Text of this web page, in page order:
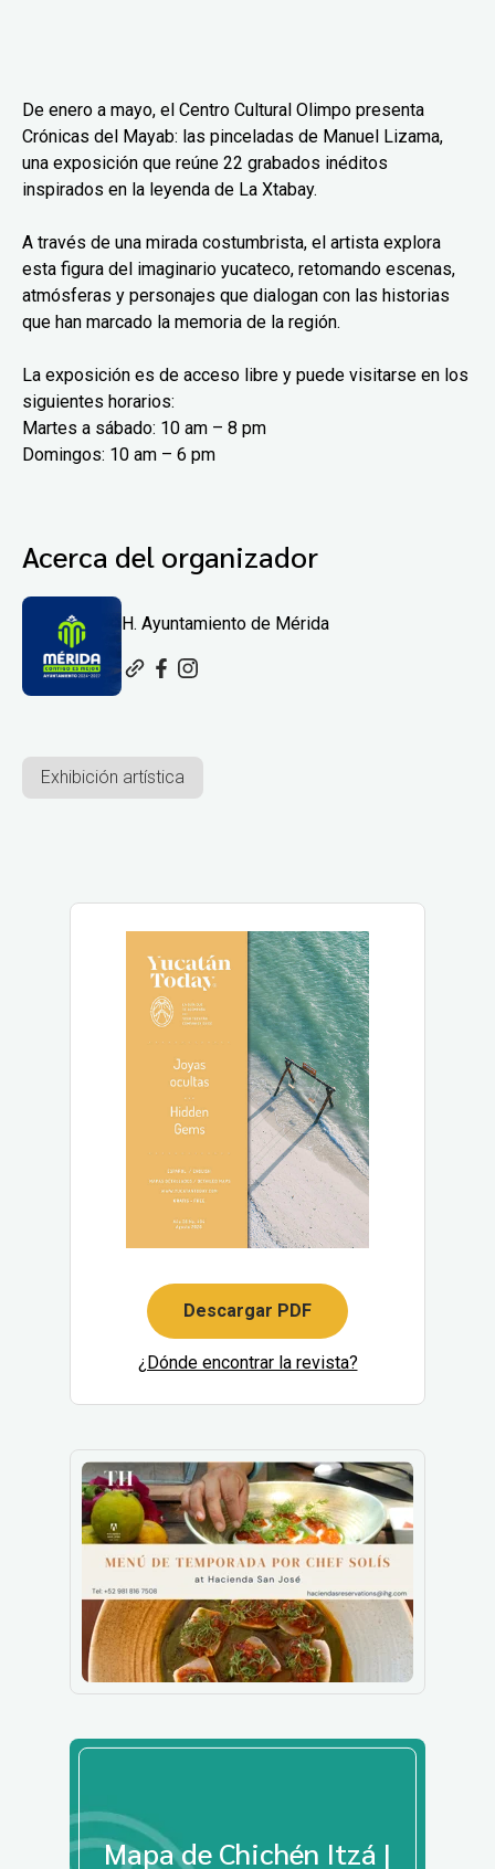
De enero a mayo, el Centro Cultural Olimpo presenta
Crónicas del Mayab: las pinceladas de Manuel Lizama,
una exposición que reúne 22 grabados inéditos
inspirados en la leyenda de La Xtabay.
A través de una mirada costumbrista, el artista explora
esta figura del imaginario yucateco, retomando escenas,
atmósferas y personajes que dialogan con las historias
que han marcado la memoria de la región.
La exposición es de acceso libre y puede visitarse en los
siguientes horarios:
Martes a sábado: 10 am – 8 pm
Domingos: 10 am – 6 pm
Acerca del organizador
H. Ayuntamiento de Mérida
Exhibición artística
Descargar PDF
¿Dónde encontrar la revista?
Mapa de Chichén Itzá |